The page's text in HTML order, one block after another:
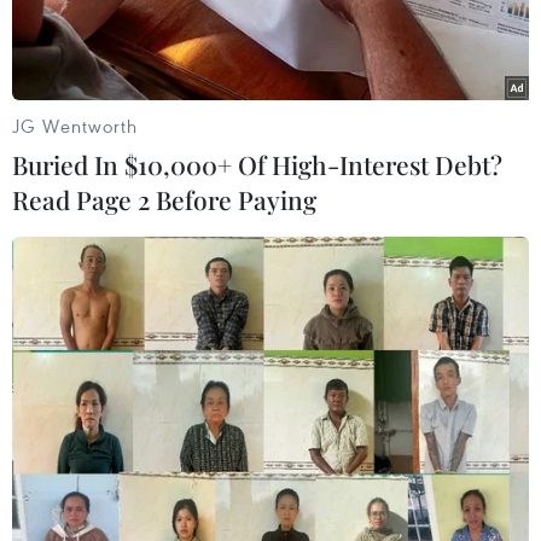
Bộ trưởng Ngoại giao Nga Sergei Lavrov. (Nguồn: AFP/TTXVN)
Đài Tiếng nói nước Nga dẫn tuyên bố của Ngoại
trưởng Nga Sergei Lavrov ngày 27/9 cho biết,
Moskva sẽ làm tất cả những gì cần thiết để đảm
bảo an ninh của đất nước, đồng thời loại trừ
khả năng chạy đua vũ trang giữa Nga và Mỹ.
JG Wentworth
Buried In $10,000+ Of High-Interest Debt?
Read Page 2 Before Paying